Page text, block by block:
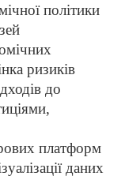
політики
ризиків
до
платформ
даних